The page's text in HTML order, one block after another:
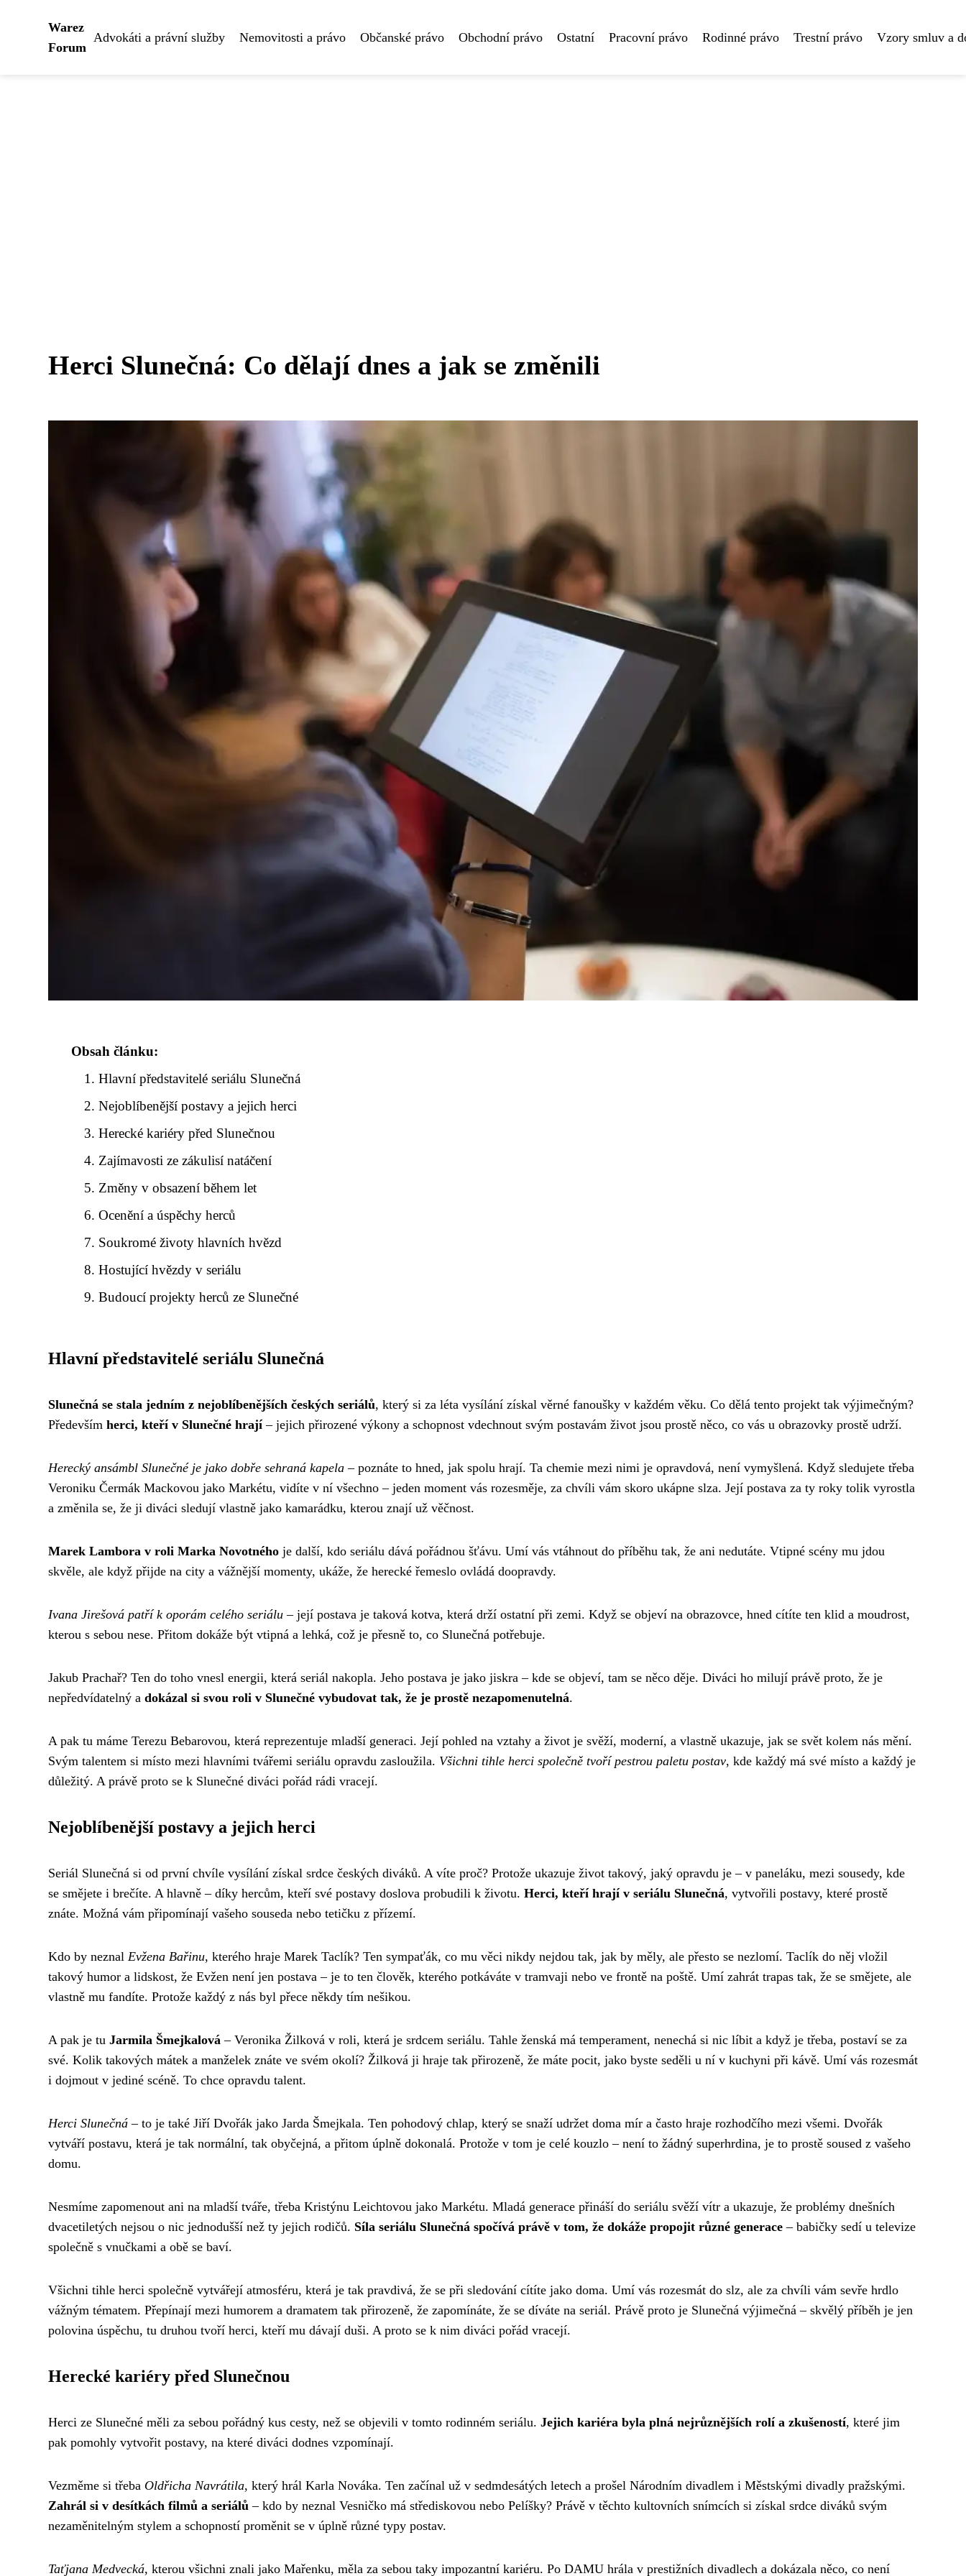
Warez
Forum
Advokáti a právní služby Nemovitosti a právo Občanské právo Obchodní právo Ostatní Pracovní právo Rodinné právo Trestní právo Vzory smluv a
Herci Slunečná: Co dělají dnes a jak se změnili
Obsah článku:
Hlavní představitelé seriálu Slunečná
Nejoblíbenější postavy a jejich herci
Herecké kariéry před Slunečnou
Zajímavosti ze zákulisí natáčení
Změny v obsazení během let
Ocenění a úspěchy herců
Soukromé životy hlavních hvězd
Hostující hvězdy v seriálu
Budoucí projekty herců ze Slunečné
Hlavní představitelé seriálu Slunečná
Slunečná se stala jedním z nejoblíbenějších českých seriálů, který si za léta vysílání získal věrné fanoušky v každém věku. Co dělá tento projekt tak výjimečným?
Především herci, kteří v Slunečné hrají– jejich přirozené výkony a schopnost vdechnout svým postavám život jsou prostě něco, co vás u obrazovky prostě udrží.
Herecký ansámbl Slunečné je jako dobře sehraná kapela – poznáte to hned, jak spolu hrají. Ta chemie mezi nimi je opravdová, není vymyšlená. Když sledujete třeba
Veroniku Čermák Mackovou jako Markétu, vidíte v ní všechno – jeden moment vás rozesměje, za chvíli vám skoro ukápne slza. Její postava za ty roky tolik vyrostla
a změnila se, že ji diváci sledují vlastně jako kamarádku, kterou znají už věčnost.
Marek Lambora v roli Marka Novotného je další, kdo seriálu dává pořádnou šťávu. Umí vás vtáhnout do příběhu tak, že ani nedutáte. Vtipné scény mu jdou
skvěle, ale když přijde na city a vážnější momenty, ukáže, že herecké řemeslo ovládá doopravdy.
Ivana Jirešová patří k oporám celého seriálu – její postava je taková kotva, která drží ostatní při zemi. Když se objeví na obrazovce, hned cítíte ten klid a moudrost,
kterou s sebou nese. Přitom dokáže být vtipná a lehká, což je přesně to, co Slunečná potřebuje.
Jakub Prachař? Ten do toho vnesl energii, která seriál nakopla. Jeho postava je jako jiskra – kde se objeví, tam se něco děje. Diváci ho milují právě proto, že je
nepředvídatelný a dokázal si svou roli v Slunečné vybudovat tak, že je prostě nezapomenutelná.
A pak tu máme Terezu Bebarovou, která reprezentuje mladší generaci. Její pohled na vztahy a život je svěží, moderní, a vlastně ukazuje, jak se svět kolem nás mění.
Svým talentem si místo mezi hlavními tvářemi seriálu opravdu zasloužila. Všichni tihle herci společně tvoří pestrou paletu postav, kde každý má své místo a každý je
důležitý. A právě proto se k Slunečné diváci pořád rádi vracejí.
Nejoblíbenější postavy a jejich herci
Seriál Slunečná si od první chvíle vysílání získal srdce českých diváků. A víte proč? Protože ukazuje život takový, jaký opravdu je – v paneláku, mezi sousedy, kde
se smějete i brečíte. A hlavně – díky hercům, kteří své postavy doslova probudili k životu. Herci, kteří hrají v seriálu Slunečná, vytvořili postavy, které prostě
znáte. Možná vám připomínají vašeho souseda nebo tetičku z přízemí.
Kdo by neznal Evžena Bařinu, kterého hraje Marek Taclík? Ten sympaťák, co mu věci nikdy nejdou tak, jak by měly, ale přesto se nezlomí. Taclík do něj vložil
takový humor a lidskost, že Evžen není jen postava – je to ten člověk, kterého potkáváte v tramvaji nebo ve frontě na poště. Umí zahrát trapas tak, že se smějete, ale
vlastně mu fandíte. Protože každý z nás byl přece někdy tím nešikou.
A pak je tu Jarmila Šmejkalová – Veronika Žilková v roli, která je srdcem seriálu. Tahle ženská má temperament, nenechá si nic líbit a když je třeba, postaví se za
své. Kolik takových mátek a manželek znáte ve svém okolí? Žilková ji hraje tak přirozeně, že máte pocit, jako byste seděli u ní v kuchyni při kávě. Umí vás rozesmát
i dojmout v jediné scéně. To chce opravdu talent.
Herci Slunečná – to je také Jiří Dvořák jako Jarda Šmejkala. Ten pohodový chlap, který se snaží udržet doma mír a často hraje rozhodčího mezi všemi. Dvořák
vytváří postavu, která je tak normální, tak obyčejná, a přitom úplně dokonalá. Protože v tom je celé kouzlo – není to žádný superhrdina, je to prostě soused z vašeho
domu.
Nesmíme zapomenout ani na mladší tváře, třeba Kristýnu Leichtovou jako Markétu. Mladá generace přináší do seriálu svěží vítr a ukazuje, že problémy dnešních
dvacetiletých nejsou o nic jednodušší než ty jejich rodičů. Síla seriálu Slunečná spočívá právě v tom, že dokáže propojit různé generace – babičky sedí u televize
společně s vnučkami a obě se baví.
Všichni tihle herci společně vytvářejí atmosféru, která je tak pravdivá, že se při sledování cítíte jako doma. Umí vás rozesmát do slz, ale za chvíli vám sevře hrdlo
vážným tématem. Přepínají mezi humorem a dramatem tak přirozeně, že zapomínáte, že se díváte na seriál. Právě proto je Slunečná výjimečná – skvělý příběh je jen
polovina úspěchu, tu druhou tvoří herci, kteří mu dávají duši. A proto se k nim diváci pořád vracejí.
Herecké kariéry před Slunečnou
Herci ze Slunečné měli za sebou pořádný kus cesty, než se objevili v tomto rodinném seriálu. Jejich kariéra byla plná nejrůznějších rolí a zkušeností, které jim
pak pomohly vytvořit postavy, na které diváci dodnes vzpomínají.
Vezměme si třeba Oldřicha Navrátila, který hrál Karla Nováka. Ten začínal už v sedmdesátých letech a prošel Národním divadlem i Městskými divadly pražskými.
Zahrál si v desítkách filmů a seriálů – kdo by neznal Vesničko má střediskovou nebo Pelíšky? Právě v těchto kultovních snímcích si získal srdce diváků svým
nezaměnitelným stylem a schopností proměnit se v úplně různé typy postav.
Taťjana Medvecká, kterou všichni znali jako Mařenku, měla za sebou taky impozantní kariéru. Po DAMU hrála v prestižních divadlech a dokázala něco, co není